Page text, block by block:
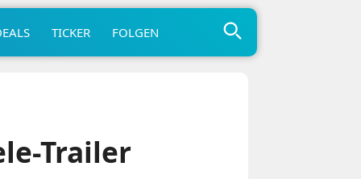
TICKER FOLGEN
Trailer